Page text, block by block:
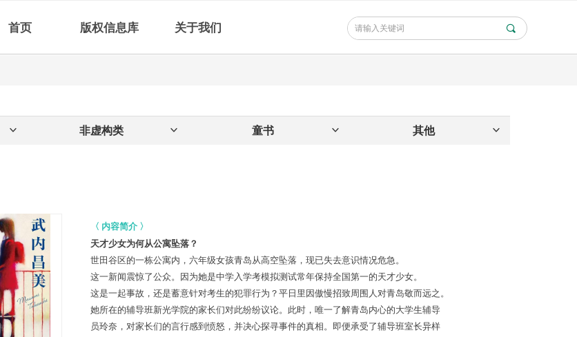
首页 版权信息库 关于我们 끠
〈 内容简介 〉
天才少女为何从公寓坠落？
世田谷区的一栋公寓内，六年级女孩青岛从高空坠落，现已失去意识情况危急。
这一新闻震惊了公众。
因为她是中学入学考模拟测试常年保持全国第一的天才少女。
这是一起事故，还是蓄意针对考生的犯罪行为？平日里因傲慢招致周围人对青岛敬而远之 。
她所在的辅导班新光学院的家长们对此纷纷议论。 此时， 唯一了解青岛内心的大学生辅导
员玲奈，对家长们的言行感到愤怒，并决心探寻事件的真相。 即便承受了辅导班室长异样
ꀁ ꀁ
非虚构类 ꀁ
童书 ꀁ
其他